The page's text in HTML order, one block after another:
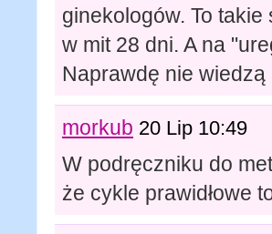
ginekologów. To
w mit 28 dni. A na
Naprawdę nie
morkub 20 Lip 10:49
W podręczniku do
że cykle prawidłowe